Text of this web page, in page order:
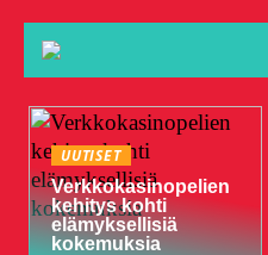
UUTISET
Verkkokasinopelien
kehitys kohti
elämyksellisiä
kokemuksia